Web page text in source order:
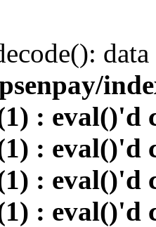
: eval()'d
: eval()'d
: eval()'d
: eval()'d